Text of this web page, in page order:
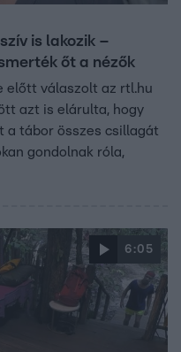
is lakozik –
őt a nézők
előtt válaszolt az rtl.hu
azt is elárulta, hogy
a tábor összes csillagát
gondolnak róla,
6:05